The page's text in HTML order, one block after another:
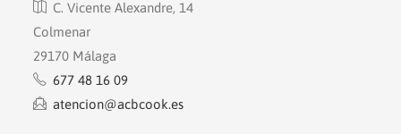
C. Vicente Alexandre, 14
Colmenar
29170 Málaga
677 48 16 09
atencion@acbcook.es